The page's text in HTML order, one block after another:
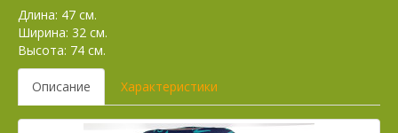
Длина: 47 см.
Ширина: 32 см.
Высота: 74 см.
Описание Характеристики